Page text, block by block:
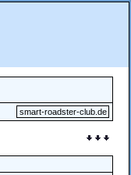
smart-roadster-club.de